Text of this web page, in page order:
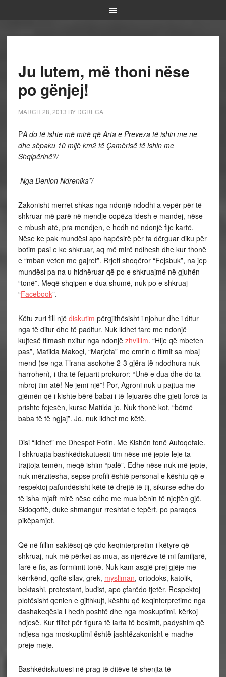
Ju lutem, më thoni nëse
po gënjej!
MARCH 28, 2013 BY DGRECA
PA do të ishte më mirë që Arta e Preveza të ishin me ne
dhe sëpaku 10 mijë km2 të Çamërisë të ishin me
Shqipërinë?/
Nga Denion Ndrenika*/
Zakonisht merret shkas nga ndonjë ndodhi a vepër për të
shkruar më parë në mendje copëza idesh e mandej, nëse
e mbush atë, pra mendjen, e hedh në ndonjë fije kartë.
Nëse ke pak mundësi apo hapësirë për ta dërguar diku për
botim pasi e ke shkruar, aq më mirë ndihesh dhe kur thonë
e “mban veten me gajret”. Rrjeti shoqëror “Fejsbuk”, na jep
mundësi pa na u hidhëruar që po e shkruajmë në gjuhën
“tonë”. Meqë shqipen e dua shumë, nuk po e shkruaj
“Facebook”.
Këtu zuri fill një diskutim përgjithësisht i njohur dhe i ditur
nga të ditur dhe të paditur. Nuk lidhet fare me ndonjë
kujtesë filmash nxitur nga ndonjë zhvillim. “Hije që mbeten
pas”, Matilda Makoçi, “Marjeta” me emrin e filmit sa mbaj
mend (se nga Tirana asokohe 2-3 gjëra të ndodhura nuk
harrohen), i tha të fejuarit prokuror: “Unë e dua dhe do ta
mbroj tim atë! Ne jemi një”! Por, Agroni nuk u pajtua me
gjëmën që i kishte bërë babai i të fejuarës dhe gjeti forcë ta
prishte fejesën, kurse Matilda jo. Nuk thonë kot, “bëmë
baba të të ngjaj”. Jo, nuk lidhet me këtë.
Disi “lidhet” me Dhespot Fotin. Me Kishën tonë Autoqefale.
I shkruajta bashkëdiskutuesit tim nëse më jepte leje ta
trajtoja temën, meqë ishim “palë”. Edhe nëse nuk më jepte,
nuk mërzitesha, sepse profili është personal e kështu që e
respektoj pafundësisht këtë të drejtë të tij, sikurse edhe do
të isha mjaft mirë nëse edhe me mua bënin të njejtën gjë.
Sidoqoftë, duke shmangur rreshtat e tepërt, po paraqes
pikëpamjet.
Që në fillim saktësoj që çdo keqinterpretim i këtyre që
shkruaj, nuk më përket as mua, as njerëzve të mi familjarë,
farë e fis, as formimit tonë. Nuk kam asgjë prej gjëje me
kërrkënd, qoftë sllav, grek, mysliman, ortodoks, katolik,
bektashi, protestant, budist, apo çfarëdo tjetër. Respektoj
plotësisht qenien e gjithkujt, kështu që keqinterpretime nga
dashakeqësia i hedh poshtë dhe nga moskuptimi, kërkoj
ndjesë. Kur flitet për figura të larta të besimit, padyshim që
ndjesa nga moskuptimi është jashtëzakonisht e madhe
preje meje.
Bashkëdiskutuesi në prag të ditëve të shenjta të